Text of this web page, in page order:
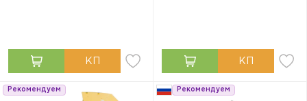
Рекомендуем Рекомендуем